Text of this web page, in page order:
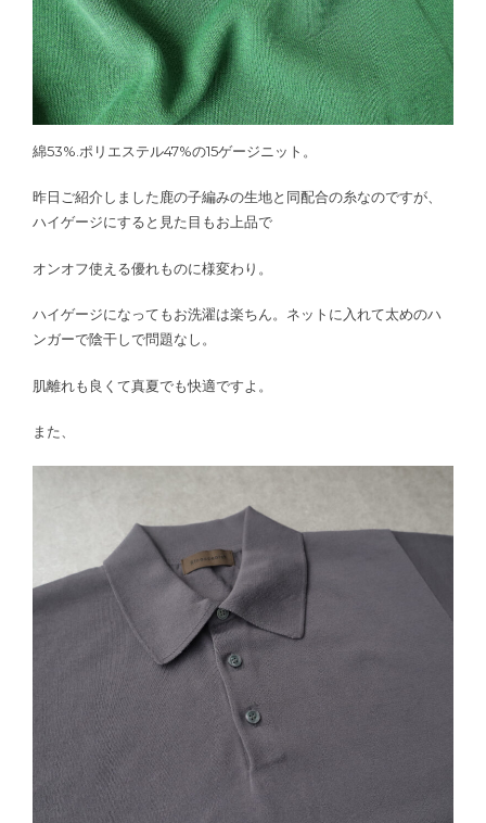
綿53%.ポリエステル47%の15ゲージニット。
昨日ご紹介しました鹿の子編みの生地と同配合の糸なのですが、
ハイゲージにすると見た目もお上品で
オンオフ使える優れものに様変わり。
ハイゲージになってもお洗濯は楽ちん。ネットに入れて太めのハ
ンガーで陰干しで問題なし。
肌離れも良くて真夏でも快適ですよ。
また、